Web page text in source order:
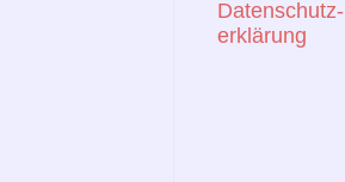
Datenschutz-
erklärung